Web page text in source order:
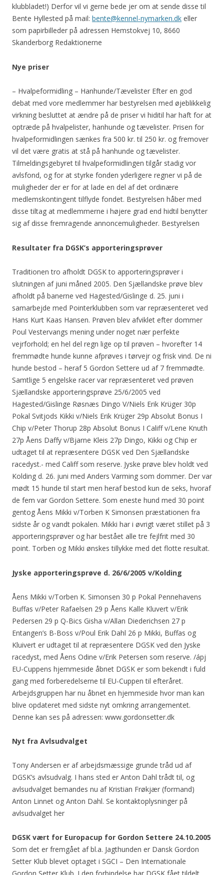
klubbladet!) Derfor vil vi gerne bede jer om at sende disse til
Bente Hyllested på mail: bente@kennel-nymarken.dk eller
som papirbilleder på adressen Hemstokvej 10, 8660
Skanderborg Redaktionerne
Nye priser
– Hvalpeformidling – Hanhunde/Tævelister Efter en god
debat med vore medlemmer har bestyrelsen med øjeblikkelig
virkning besluttet at ændre på de priser vi hiditil har haft for at
optræde på hvalpelister, hanhunde og tævelister. Prisen for
hvalpeformidlingen sænkes fra 500 kr. til 250 kr. og fremover
vil det være gratis at stå på hanhunde og tævelister.
Tilmeldingsgebyret til hvalpeformidlingen tilgår stadig vor
avlsfond, og for at styrke fonden yderligere regner vi på de
muligheder der er for at lade en del af det ordinære
medlemskontingent tilflyde fondet. Bestyrelsen håber med
disse tiltag at medlemmerne i højere grad end hidtil benytter
sig af disse fremragende annoncemuligheder. Bestyrelsen
Resultater fra DGSK’s apporteringsprøver
Traditionen tro afholdt DGSK to apporteringsprøver i
slutningen af juni måned 2005. Den Sjællandske prøve blev
afholdt på banerne ved Hagested/Gislinge d. 25. juni i
samarbejde med Pointerklubben som var repræsenteret ved
Hans Kurt Kaas Hansen. Prøven blev afviklet efter dommer
Poul Vestervangs mening under noget nær perfekte
vejrforhold; en hel del regn lige op til prøven – hvorefter 14
fremmødte hunde kunne afprøves i tørvejr og frisk vind. De ni
hunde bestod – heraf 5 Gordon Settere ud af 7 fremmødte.
Samtlige 5 engelske racer var repræsenteret ved prøven
Sjællandske apporteringsprøve 25/6/2005 ved
Hagested/Gislinge Røsnæs Dingo V/Niels Erik Krüger 30p
Pokal Svitjods Kikki v/Niels Erik Krüger 29p Absolut Bonus I
Chip v/Peter Thorup 28p Absolut Bonus I Califf v/Lene Knuth
27p Åens Daffy v/Bjarne Kleis 27p Dingo, Kikki og Chip er
udtaget til at repræsentere DGSK ved Den Sjællandske
racedyst.- med Califf som reserve. Jyske prøve blev holdt ved
Kolding d. 26. juni med Anders Varming som dommer. Der var
mødt 15 hunde til start men heraf bestod kun de seks, hvoraf
de fem var Gordon Settere. Som eneste hund med 30 point
gentog Åens Mikki v/Torben K Simonsen præstationen fra
sidste år og vandt pokalen. Mikki har i øvrigt været stillet på 3
apporteringsprøver og har bestået alle tre fejlfrit med 30
point. Torben og Mikki ønskes tillykke med det flotte resultat.
Jyske apporteringsprøve d. 26/6/2005 v/Kolding
Åens Mikki v/Torben K. Simonsen 30 p Pokal Pennehavens
Buffas v/Peter Rafaelsen 29 p Åens Kalle Kluvert v/Erik
Pedersen 29 p Q-Bics Gisha v/Allan Diederichsen 27 p
Entangen’s B-Boss v/Poul Erik Dahl 26 p Mikki, Buffas og
Kluivert er udtaget til at repræsentere DGSK ved den Jyske
racedyst, med Åens Odine v/Erik Petersen som reserve. /ápj
EU-Cuppens hjemmeside åbnet DGSK er som bekendt i fuld
gang med forberedelserne til EU-Cuppen til efteråret.
Arbejdsgruppen har nu åbnet en hjemmeside hvor man kan
blive opdateret med sidste nyt omkring arrangementet.
Denne kan ses på adressen: www.gordonsetter.dk
Nyt fra Avlsudvalget
Tony Andersen er af arbejdsmæssige grunde tråd ud af
DGSK’s avlsudvalg. I hans sted er Anton Dahl trådt til, og
avlsudvalget bemandes nu af Kristian Frøkjær (formand)
Anton Linnet og Anton Dahl. Se kontaktoplysninger på
avlsudvalget her
DGSK vært for Europacup for Gordon Settere 24.10.2005
Som det er fremgået af bl.a. Jagthunden er Dansk Gordon
Setter Klub blevet optaget i SGCI – Den Internationale